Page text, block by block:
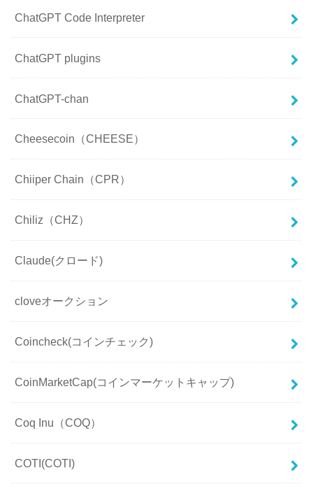
ChatGPT Code Interpreter
ChatGPT plugins
ChatGPT-chan
Cheesecoin（CHEESE）
Chiiper Chain（CPR）
Chiliz（CHZ）
Claude(クロード)
cloveオークション
Coincheck(コインチェック)
CoinMarketCap(コインマーケットキャップ)
Coq Inu（COQ）
COTI(COTI)